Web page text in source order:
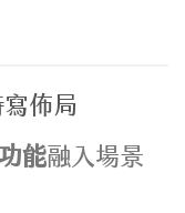
佈局
能融入場景